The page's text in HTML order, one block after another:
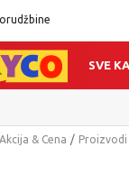
SVE
& Cena Proizvodi